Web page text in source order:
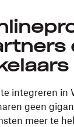
integreren in
geen
meer te